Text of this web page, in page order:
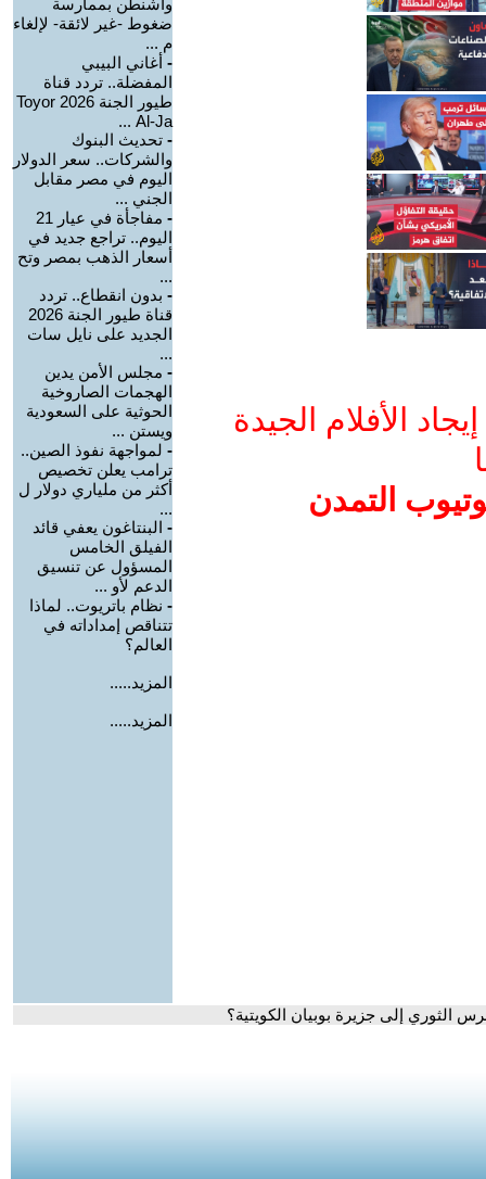
الأفلام الجيدة
التمدن
واشنطن بممارسة
ضغوط -غير لائقة- لإلغاء
م ...
- أغاني البيبي
المفضلة.. تردد قناة
طيور الجنة 2026 Toyor
Al-Ja ...
- تحديث البنوك
والشركات.. سعر الدولار
اليوم في مصر مقابل
الجني ...
-
مفاجأة في عيار 21
اليوم.. تراجع جديد في
أسعار الذهب بمصر وتح
...
- بدون انقطاع.. تردد
قناة طيور الجنة 2026
الجديد على نايل سات
...
- مجلس الأمن يدين
الهجمات الصاروخية
الحوثية على السعودية
ويستن ...
- لمواجهة نفوذ الصين..
ترامب يعلن تخصيص
أكثر من ملياري دولار ل
...
- البنتاغون يعفي قائد
الفيلق الخامس
المسؤول عن تنسيق
الدعم لأو ...
- نظام باتريوت.. لماذا
تتناقص إمداداته في
العالم؟
المزيد.....
المزيد.....
الثوري إلى جزيرة بوبيان الكويتية؟